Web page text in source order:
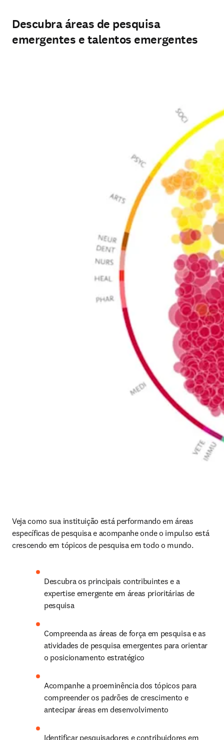
Descubra áreas de pesquisa
emergentes e talentos emergentes
Veja como sua instituição está performando em áreas
específicas de pesquisa e acompanhe onde o impulso está
crescendo em tópicos de pesquisa em todo o mundo.
Descubra os principais contribuintes e a
expertise emergente em áreas prioritárias de
pesquisa
Compreenda as áreas de força em pesquisa e as
atividades de pesquisa emergentes para orientar
o posicionamento estratégico
Acompanhe a proeminência dos tópicos para
compreender os padrões de crescimento e
antecipar áreas em desenvolvimento
Identificar pesquisadores e contribuidores em